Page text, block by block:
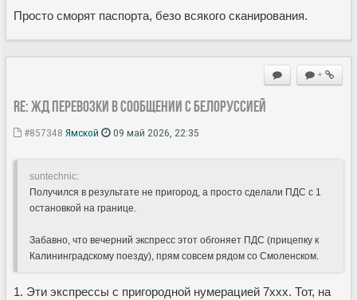
Просто сморят паспорта, безо всякого сканирования.
+
Re: ЖД перевозки в сообщении с Белоруссией
#857348 Ямской 09 май 2026, 22:35
suntechnic:
Получился в результате не пригород, а просто сделали ПДС с 1
остановкой на границе.
Забавно, что вечерний экспресс этот обгоняет ПДС (прицепку к
Калининградскому поезду), прям совсем рядом со Смоленском.
1. Эти экспрессы с пригородной нумерацией 7ххх. Тот, на